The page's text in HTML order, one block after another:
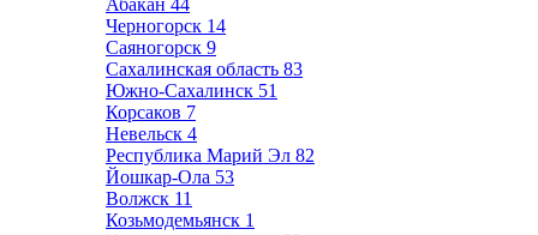
Абакан 44
Черногорск 14
Саяногорск 9
Сахалинская область 83
Южно-Сахалинск 51
Корсаков 7
Невельск 4
Республика Марий Эл 82
Йошкар-Ола 53
Волжск 11
Козьмодемьянск 1